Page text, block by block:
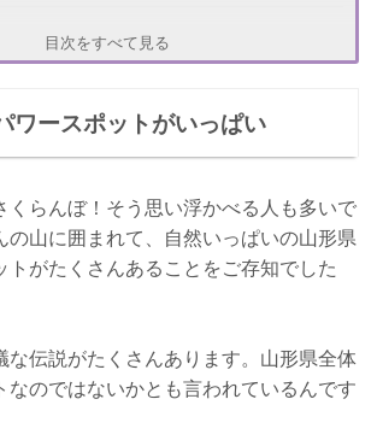
まとめ
チェック
って行く！
目次をすべて見る
ワースポットがいっぱい
くらんぼ！そう思い浮かべる人も多いで
の山に囲まれて、自然いっぱいの山形県
トがたくさんあることをご存知でした
な伝説がたくさんあります。山形県全体
なのではないかとも言われているんです